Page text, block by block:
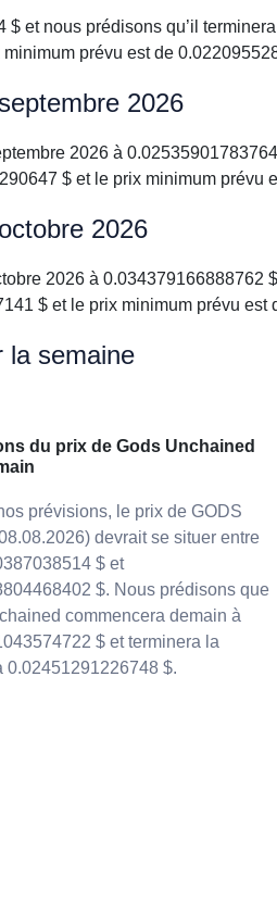
et nous prédisons qu’il
prévu est de
2026
2026 à
$ et le prix minimum prévu
2026
2026 à 0.034379166888762
$ et le prix minimum prévu est
la semaine
du prix de Gods Unchained
prévisions, le prix de GODS
devrait se situer entre
$ et
$. Nous prédisons que
commencera demain à
$ et terminera la
0.02451291226748 $.